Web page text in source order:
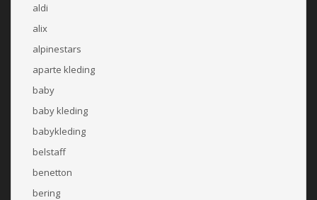
aldi
alix
alpinestars
aparte kleding
baby
baby kleding
babykleding
belstaff
benetton
bering